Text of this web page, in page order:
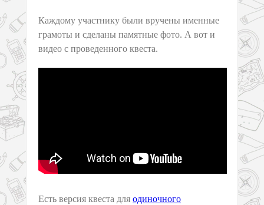
Каждому участнику были вручены именные
грамоты и сделаны памятные фото. А вот и
видео с проведенного квеста.
Есть версия квеста для одиночного